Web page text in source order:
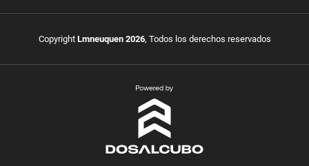
Copyright Lmneuquen 2026, Todos los derechos reservados